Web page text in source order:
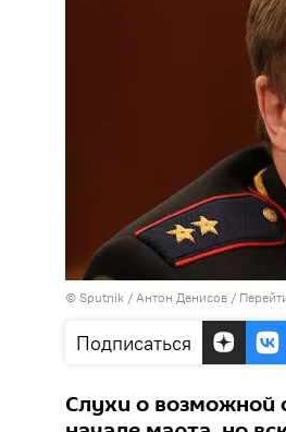
© Sputnik / Антон Денисов /
Подписаться
Слухи о возможной